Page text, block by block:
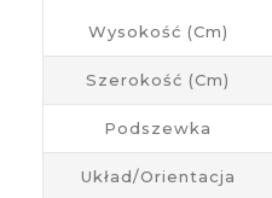
Wysokość (cm)
Szerokość (cm)
Podszewka
Układ/Orientacja